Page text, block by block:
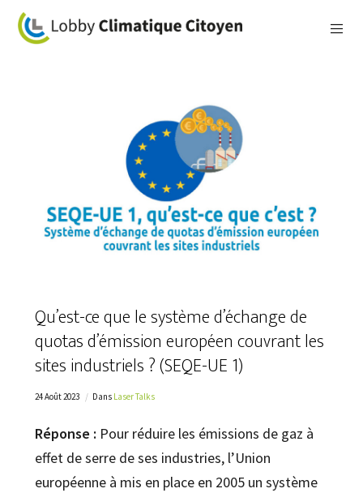
Qu’est-ce que le système d’échange de
quotas d’émission européen couvrant les
sites industriels ? (SEQE-UE 1)
24 Août 2023 Dans Laser Talks
Réponse : Pour réduire les émissions de gaz à
effet de serre de ses industries, l’Union
européenne à mis en place en 2005 un système